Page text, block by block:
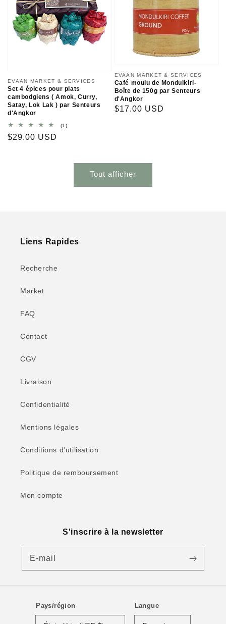
Distributeur :
EVAAN MARKET & SERVICES
Set 4 épices pour plats
cambodgiens ( Amok, Curry,
Satay, Lok Lak ) par Senteurs
d'Angkor
(1)1
Prix
$29.00 USD
Distributeur :
EVAAN MARKET & SERVICES
Café moulu de Mondulkiri-
Boîte de 150g par Senteurs
d'Angkor
Prix
$17.00 USD
Tout afficher
Liens Rapides
Recherche
Market
FAQ
Contact
CGV
Livraison
Confidentialité
Mentions légales
Conditions d'utilisation
Politique de remboursement
Mon compte
S'inscrire à la newsletter
E-mail
Pays/région Langue